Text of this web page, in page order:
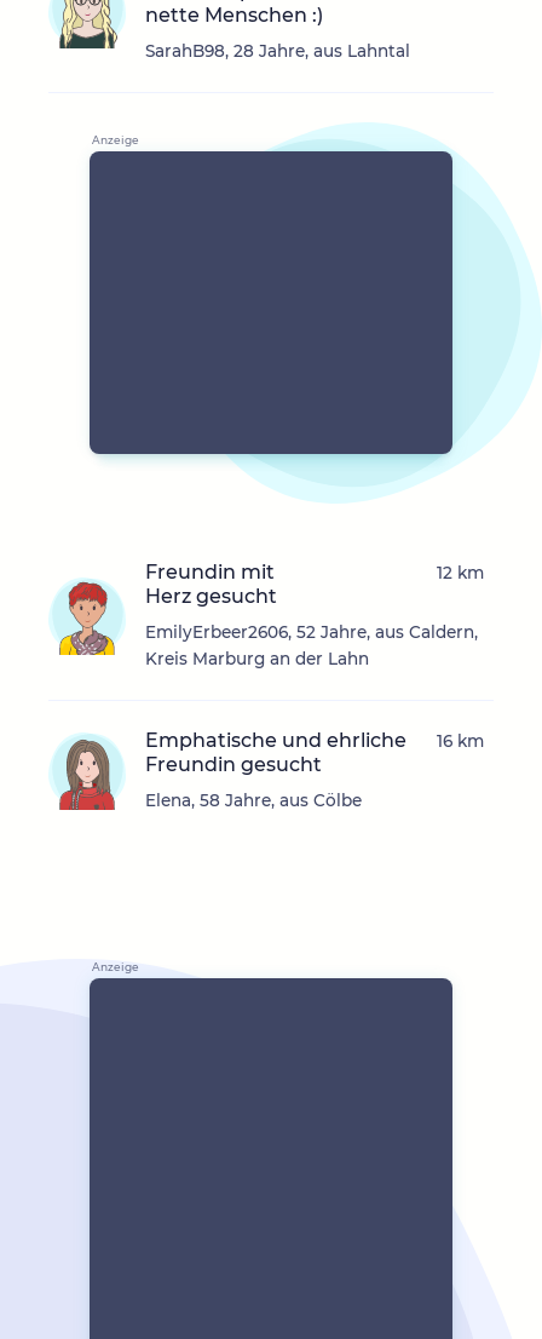
nette Menschen :)
SarahB98, 28 Jahre, aus Lahntal
Freundin mit
Herz gesucht
EmilyErbeer2606, 52 Jahre, aus Caldern,
Kreis Marburg an der Lahn
12 km
Emphatische und ehrliche
Freundin gesucht
Elena, 58 Jahre, aus Cölbe
16 km